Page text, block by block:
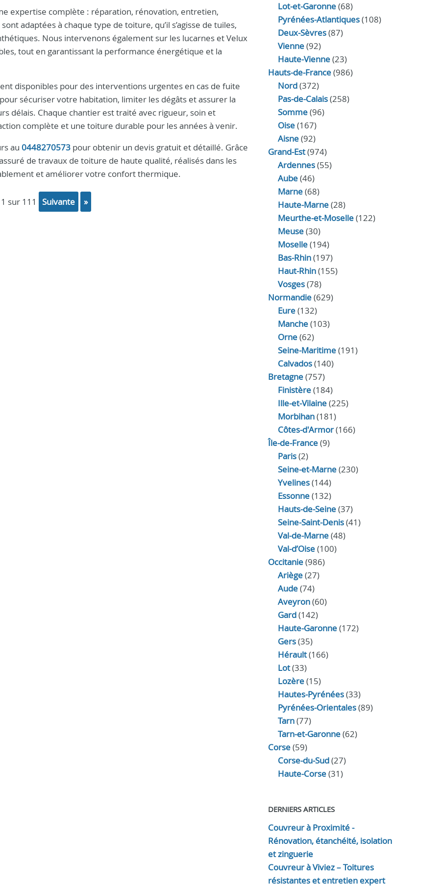
expertise complète : réparation, rénovation, entretien,
adaptées à chaque type de toiture, qu’il s’agisse de tuiles,
Nous intervenons également sur les lucarnes et Velux
tout en garantissant la performance énergétique et la
disponibles pour des interventions urgentes en cas de fuite
sécuriser votre habitation, limiter les dégâts et assurer la
délais. Chaque chantier est traité avec rigueur, soin et
complète et une toiture durable pour les années à venir.
au 0448270573 pour obtenir un devis gratuit et détaillé. Grâce
de travaux de toiture de haute qualité, réalisés dans les
et améliorer votre confort thermique.
1 sur 111 suivante »
Lot-et-Garonne(68)
Pyrénées-Atlantiques(108)
Deux-Sèvres(87)
Vienne(92)
Haute-Vienne(23)
Hauts-de-France(986)
Nord(372)
Pas-de-Calais(258)
Somme(96)
Oise(167)
Aisne(92)
Grand-Est(974)
Ardennes(55)
Aube(46)
Marne(68)
Haute-Marne(28)
Meurthe-et-Moselle(122)
Meuse(30)
Moselle(194)
Bas-Rhin(197)
Haut-Rhin(155)
Vosges(78)
Normandie(629)
Eure(132)
Manche(103)
Orne(62)
Seine-Maritime(191)
Calvados(140)
Bretagne(757)
Finistère(184)
Ille-et-Vilaine(225)
Morbihan(181)
Côtes-d'Armor(166)
Île-de-France(9)
Paris(2)
Seine-et-Marne(230)
Yvelines(144)
Essonne(132)
Hauts-de-Seine(37)
Seine-Saint-Denis(41)
Val-de-Marne(48)
Val-d’Oise(100)
Occitanie(986)
Ariège(27)
Aude(74)
Aveyron(60)
Gard(142)
Haute-Garonne(172)
Gers(35)
Hérault(166)
Lot(33)
Lozère(15)
Hautes-Pyrénées(33)
Pyrénées-Orientales(89)
Tarn(77)
Tarn-et-Garonne(62)
Corse(59)
Corse-du-Sud(27)
Haute-Corse(31)
DERNIERS ARTICLES
Couvreur à Proximité -
Rénovation, étanchéité, isolation
et zinguerie
Couvreur à Viviez – Toitures
résistantes et entretien expert